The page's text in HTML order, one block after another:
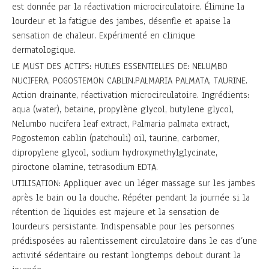
est donnée par la réactivation microcirculatoire. Élimine la
lourdeur et la fatigue des jambes, désenfle et apaise la
sensation de chaleur. Expérimenté en clinique
dermatologique.
LE MUST DES ACTIFS: HUILES ESSENTIELLES DE: NELUMBO
NUCIFERA, POGOSTEMON CABLIN.PALMARIA PALMATA, TAURINE.
Action drainante, réactivation microcirculatoire. Ingrédients:
aqua (water), betaine, propylène glycol, butylene glycol,
Nelumbo nucifera leaf extract, Palmaria palmata extract,
Pogostemon cablin (patchouli) oil, taurine, carbomer,
dipropylene glycol, sodium hydroxymethylglycinate,
piroctone olamine, tetrasodium EDTA.
UTILISATION: Appliquer avec un léger massage sur les jambes
après le bain ou la douche. Répéter pendant la journée si la
rétention de liquides est majeure et la sensation de
lourdeurs persistante. Indispensable pour les personnes
prédisposées au ralentissement circulatoire dans le cas d’une
activité sédentaire ou restant longtemps debout durant la